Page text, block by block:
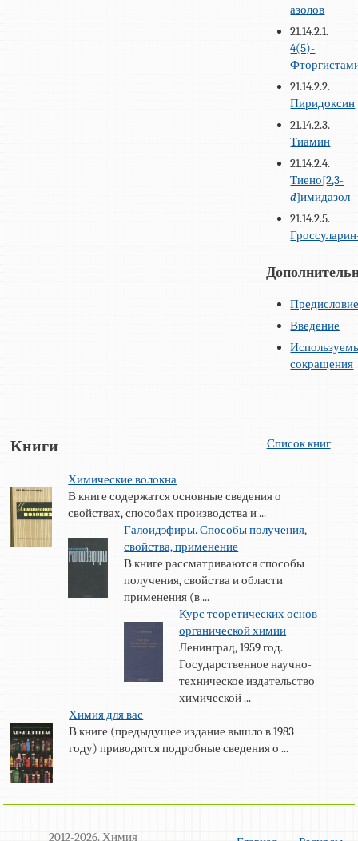
азолов
21.14.2.1.
4(5)-
21.14.2.2.
Пиридоксин
21.14.2.3.
Тиамин
21.14.2.4.
Тиено[2,3-
d]имидазол
21.14.2.5.
Введение
сокращения
Книги Список книг
Химические волокна
В книге содержатся основные сведения о
свойствах, способах производства и ...
Галоидэфиры. Способы получения,
свойства, применение
В книге рассматриваются способы
получения, свойства и области
применения (в ...
Курс теоретических основ
органической химии
Ленинград, 1959 год.
Государственное научно-
техническое издательство
химической ...
Химия для вас
В книге (предыдущее издание вышло в 1983
году) приводятся подробные сведения о ...
2012-2026. Химия